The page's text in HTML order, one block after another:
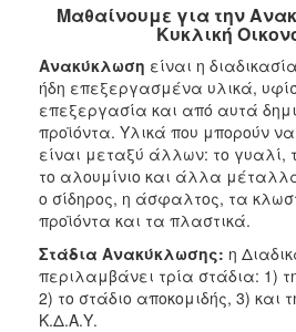
Μαθαίνουμε για την
Κυκλική
Ανακύκλωση είναι η
ήδη επεξεργασμένα υλικά,
επεξεργασία και από αυτά
προϊόντα. Υλικά που μπορούν
είναι μεταξύ άλλων: το γυαλί,
το αλουμίνιο και άλλα
ο σίδηρος, η άσφαλτος, τα
προϊόντα και τα πλαστικά.
Στάδια Ανακύκλωσης: η
περιλαμβάνει τρία στάδια: 1)
2) το στάδιο αποκομιδής, 3) και
Κ.Δ.Α.Υ.